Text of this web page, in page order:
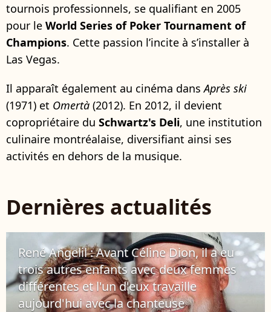
tournois professionnels, se qualifiant en 2005
pour le World Series of Poker Tournament of
Champions. Cette passion l’incite à s’installer à
Las Vegas.
Il apparaît également au cinéma dansAprès ski
(1971) et Omertà (2012). En 2012, il devient
copropriétaire du Schwartz's Deli, une institution
culinaire montréalaise, diversifiant ainsi ses
activités en dehors de la musique.
Dernières actualités
René Angelil : Avant Céline Dion, il a eu
trois autres enfants avec deux femmes
différentes et l'un d'eux travaille
aujourd'hui avec la chanteuse